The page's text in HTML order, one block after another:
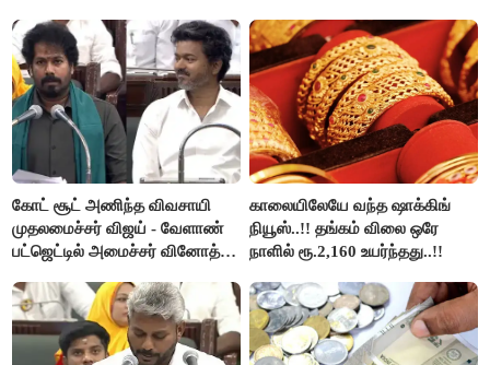
வினோத்..!
கோட் சூட் அணிந்த விவசாயி
முதலமைச்சர் விஜய் - வேளாண்
பட்ஜெட்டில் அமைச்சர் வினோத்
காலையிலேயே வந்த ஷாக்கிங்
நியூஸ்..!! தங்கம் விலை ஒரே
நாளில் ரூ.2,160 உயர்ந்தது..!!